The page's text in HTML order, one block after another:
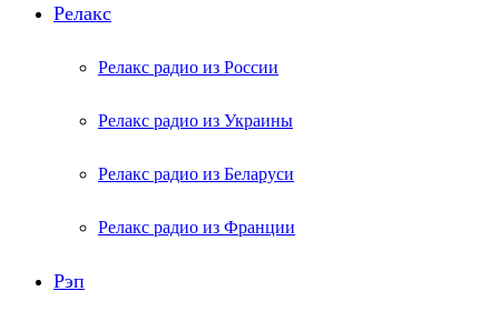
Релакс
Релакс радио из России
Релакс радио из Украины
Релакс радио из Беларуси
Релакс радио из Франции
Рэп